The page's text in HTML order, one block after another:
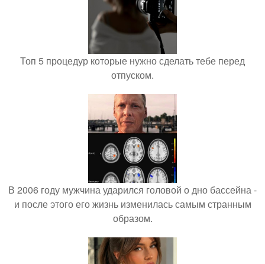
Топ 5 процедур которые нужно сделать тебе перед
отпуском.
В 2006 году мужчина ударился головой о дно бассейна -
и после этого его жизнь изменилась самым странным
образом.